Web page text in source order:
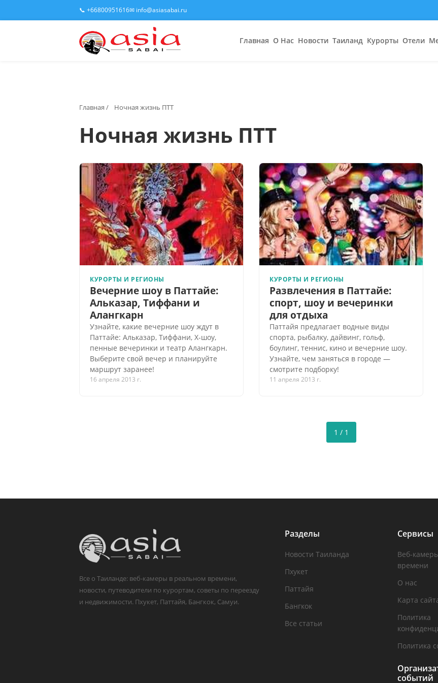
📞 +66800951616✉ info@asiasabai.ru
Главная О Нас Новости Таиланд Курорты Отели
Главная / Ночная жизнь ПТТ
Ночная жизнь ПТТ
КУРОРТЫ И РЕГИОНЫ
Вечерние шоу в Паттайе:
Альказар, Тиффани и
Алангкарн
Узнайте, какие вечерние шоу ждут в
Паттайе: Альказар, Тиффани, X-шоу,
пенные вечеринки и театр Алангкарн.
Выберите свой вечер и планируйте
маршрут заранее!
16 апреля 2013 г.
КУРОРТЫ И РЕГИОНЫ
Развлечения в Паттайе:
спорт, шоу и вечеринки
для отдыха
Паттайя предлагает водные виды
спорта, рыбалку, дайвинг, гольф,
боулинг, теннис, кино и вечерние шоу.
Узнайте, чем заняться в городе —
смотрите подборку!
11 апреля 2013 г.
1 / 1
Все о Таиланде: веб-камеры в реальном времени,
новости, путеводители по курортам, советы по переезду
и недвижимости. Пхукет, Паттайя, Бангкок, Самуи.
Разделы
Новости Таиланда
Пхукет
Паттайя
Бангкок
Все статьи
Сервисы
Веб-
времени
О нас
Карта
Политика
Политика
событий